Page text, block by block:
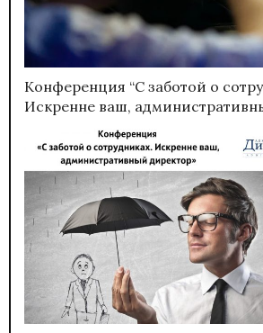
Конференция “С заботой о
Искренне ваш,